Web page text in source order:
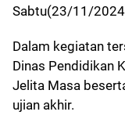
Sabtu(23/11/
Dalam kegiatan
Dinas Pendidikan
Jelita Masa
ujian akhir.